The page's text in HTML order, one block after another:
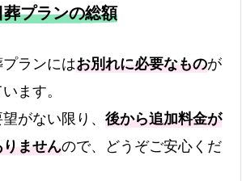
霊柩車
火葬場までの霊柩費用
火葬場でのご案内
プランの総額
ランにはお別れに必要なものが
ます。
がない限り、 後から追加料金が
ませんので、どうぞご安心くだ